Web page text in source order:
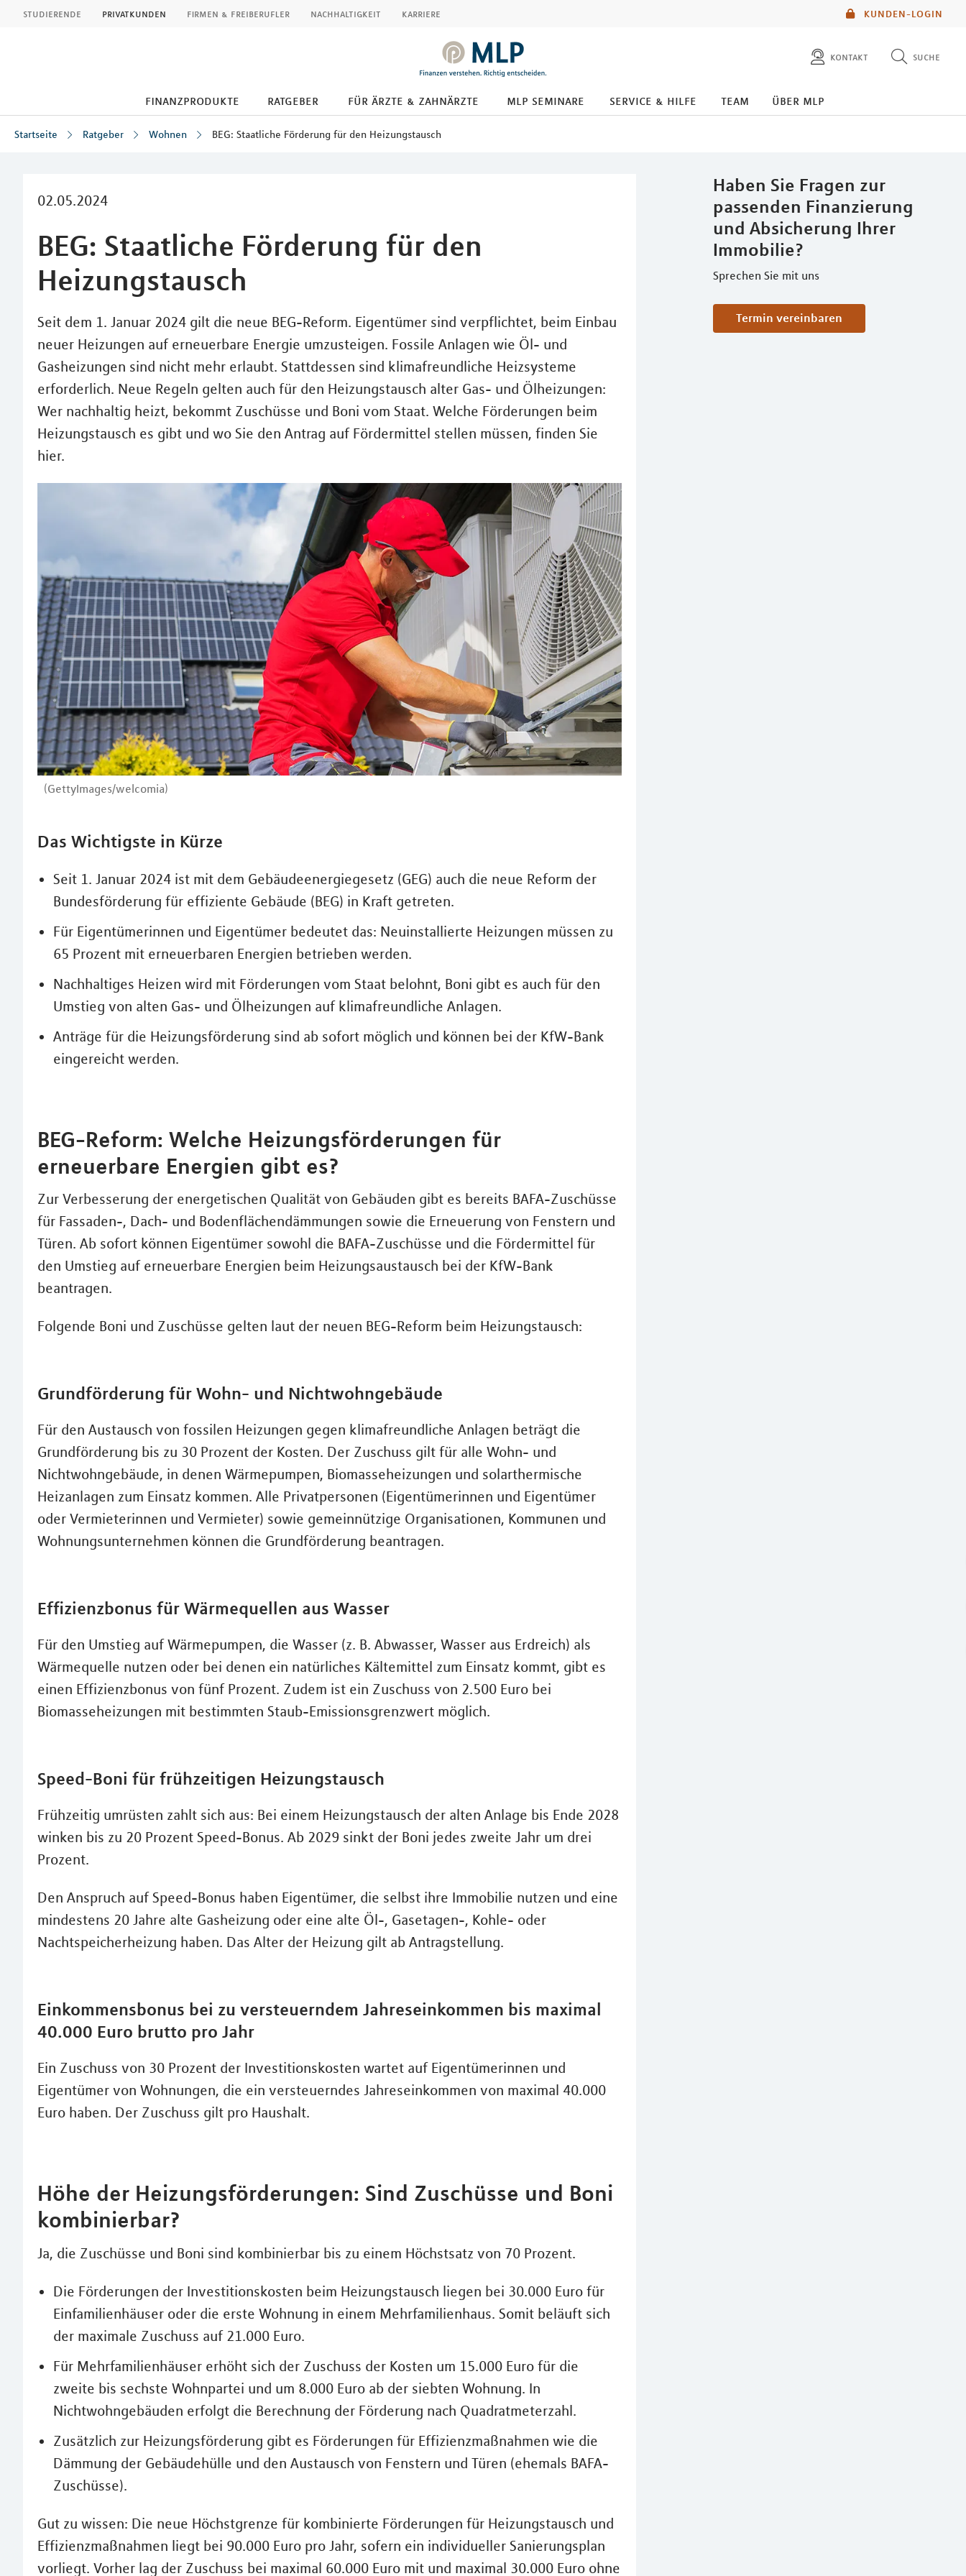
KUNDEN-LOGIN
studierende privatkunden firmen & freiberufler nachhaltigkeit karriere
kontakt suche
diese website durchsuchen
finanzprodukte ratgeber für ärzte & zahnärzte mlp seminare service & hilfe team über mlp
Startseite Ratgeber Wohnen BEG: Staatliche Förderung für den Heizungstausch
02.05.2024
BEG: Staatliche Förderung für den
Heizungstausch
Seit dem 1. Januar 2024 gilt die neue BEG-Reform. Eigentümer sind verpflichtet, beim Einbau
neuer Heizungen auf erneuerbare Energie umzusteigen. Fossile Anlagen wie Öl- und
Gasheizungen sind nicht mehr erlaubt. Stattdessen sind klimafreundliche Heizsysteme
erforderlich. Neue Regeln gelten auch für den Heizungstausch alter Gas- und Ölheizungen:
Wer nachhaltig heizt, bekommt Zuschüsse und Boni vom Staat. Welche Förderungen beim
Heizungstausch es gibt und wo Sie den Antrag auf Fördermittel stellen müssen, finden Sie
hier.
(GettyImages/welcomia)
Haben Sie Fragen zur
passenden Finanzierung
und Absicherung Ihrer
Immobilie?
Sprechen Sie mit uns
Termin vereinbaren
Das Wichtigste in Kürze
Seit 1. Januar 2024 ist mit dem Gebäudeenergiegesetz (GEG) auch die neue Reform der
Bundesförderung für effiziente Gebäude (BEG) in Kraft getreten.
Für Eigentümerinnen und Eigentümer bedeutet das: Neuinstallierte Heizungen müssen zu
65 Prozent mit erneuerbaren Energien betrieben werden.
Nachhaltiges Heizen wird mit Förderungen vom Staat belohnt, Boni gibt es auch für den
Umstieg von alten Gas- und Ölheizungen auf klimafreundliche Anlagen.
Anträge für die Heizungsförderung sind ab sofort möglich und können bei der KfW-Bank
eingereicht werden.
BEG-Reform: Welche Heizungsförderungen für
erneuerbare Energien gibt es?
Zur Verbesserung der energetischen Qualität von Gebäuden gibt es bereits BAFA-Zuschüsse
für Fassaden-, Dach- und Bodenflächendämmungen sowie die Erneuerung von Fenstern und
Türen. Ab sofort können Eigentümer sowohl die BAFA-Zuschüsse und die Fördermittel für
den Umstieg auf erneuerbare Energien beim Heizungsaustausch bei der KfW-Bank
beantragen.
Folgende Boni und Zuschüsse gelten laut der neuen BEG-Reform beim Heizungstausch:
Grundförderung für Wohn- und Nichtwohngebäude
Für den Austausch von fossilen Heizungen gegen klimafreundliche Anlagen beträgt die
Grundförderung bis zu 30 Prozent der Kosten. Der Zuschuss gilt für alle Wohn- und
Nichtwohngebäude, in denen Wärmepumpen, Biomasseheizungen und solarthermische
Heizanlagen zum Einsatz kommen. Alle Privatpersonen (Eigentümerinnen und Eigentümer
oder Vermieterinnen und Vermieter) sowie gemeinnützige Organisationen, Kommunen und
Wohnungsunternehmen können die Grundförderung beantragen.
Effizienzbonus für Wärmequellen aus Wasser
Für den Umstieg auf Wärmepumpen, die Wasser (z. B. Abwasser, Wasser aus Erdreich) als
Wärmequelle nutzen oder bei denen ein natürliches Kältemittel zum Einsatz kommt, gibt es
einen Effizienzbonus von fünf Prozent. Zudem ist ein Zuschuss von 2.500 Euro bei
Biomasseheizungen mit bestimmten Staub-Emissionsgrenzwert möglich.
Speed-Boni für frühzeitigen Heizungstausch
Frühzeitig umrüsten zahlt sich aus: Bei einem Heizungstausch der alten Anlage bis Ende 2028
winken bis zu 20 Prozent Speed-Bonus. Ab 2029 sinkt der Boni jedes zweite Jahr um drei
Prozent.
Den Anspruch auf Speed-Bonus haben Eigentümer, die selbst ihre Immobilie nutzen und eine
mindestens 20 Jahre alte Gasheizung oder eine alte Öl-, Gasetagen-, Kohle- oder
Nachtspeicherheizung haben. Das Alter der Heizung gilt ab Antragstellung.
Einkommensbonus bei zu versteuerndem Jahreseinkommen bis maximal
40.000 Euro brutto pro Jahr
Ein Zuschuss von 30 Prozent der Investitionskosten wartet auf Eigentümerinnen und
Eigentümer von Wohnungen, die ein versteuerndes Jahreseinkommen von maximal 40.000
Euro haben. Der Zuschuss gilt pro Haushalt.
Höhe der Heizungsförderungen: Sind Zuschüsse und Boni
kombinierbar?
Ja, die Zuschüsse und Boni sind kombinierbar bis zu einem Höchstsatz von 70 Prozent.
Die Förderungen der Investitionskosten beim Heizungstausch liegen bei 30.000 Euro für
Einfamilienhäuser oder die erste Wohnung in einem Mehrfamilienhaus. Somit beläuft sich
der maximale Zuschuss auf 21.000 Euro.
Für Mehrfamilienhäuser erhöht sich der Zuschuss der Kosten um 15.000 Euro für die
zweite bis sechste Wohnpartei und um 8.000 Euro ab der siebten Wohnung. In
Nichtwohngebäuden erfolgt die Berechnung der Förderung nach Quadratmeterzahl.
Zusätzlich zur Heizungsförderung gibt es Förderungen für Effizienzmaßnahmen wie die
Dämmung der Gebäudehülle und den Austausch von Fenstern und Türen (ehemals BAFA-
Zuschüsse).
Gut zu wissen: Die neue Höchstgrenze für kombinierte Förderungen für Heizungstausch und
Effizienzmaßnahmen liegt bei 90.000 Euro pro Jahr, sofern ein individueller Sanierungsplan
vorliegt. Vorher lag der Zuschuss bei maximal 60.000 Euro mit und maximal 30.000 Euro ohne